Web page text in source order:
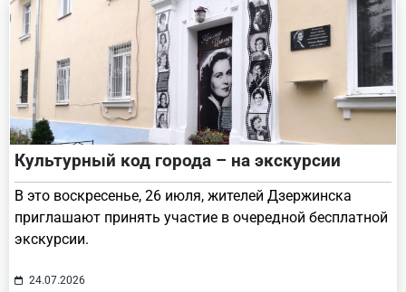
Культурный код города – на экскурсии
В это воскресенье, 26 июля, жителей Дзержинска
приглашают принять участие в очередной бесплатной
экскурсии.
24.07.2026